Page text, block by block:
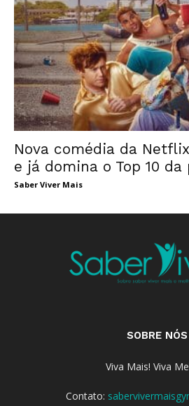
Nova comédia da
e já domina o Top 10
Saber Viver Mais
SOBRE NÓS
Viva Mais! Viva
Contato: